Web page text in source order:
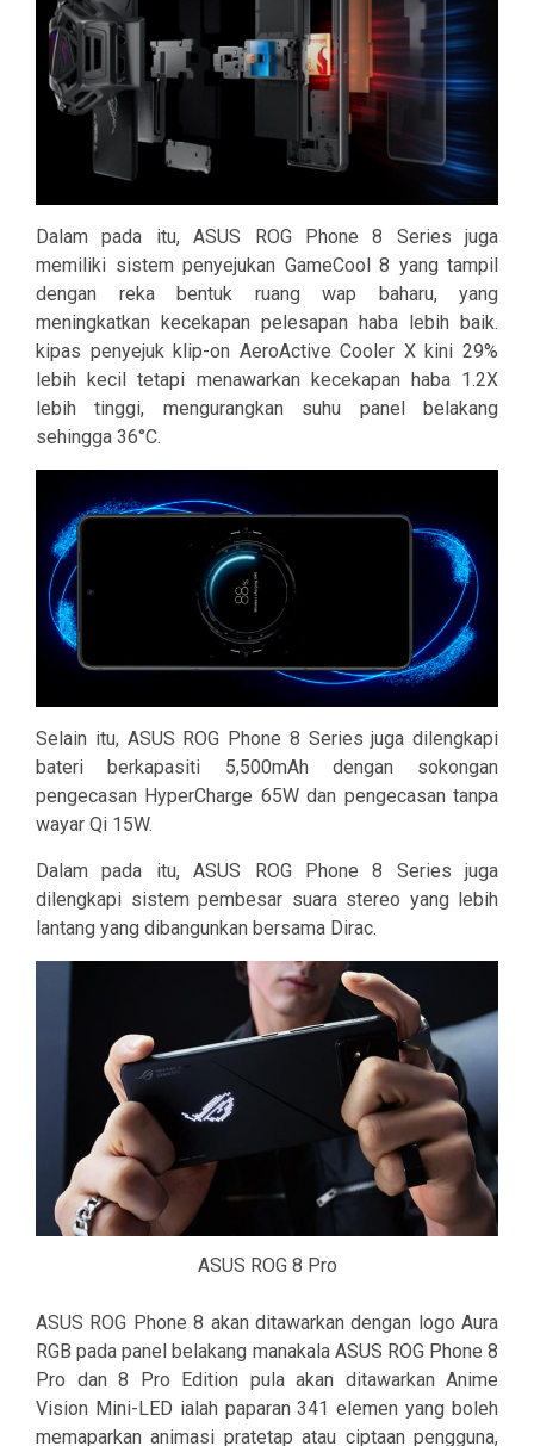
Dalam pada itu, ASUS ROG Phone 8 Series juga
memiliki sistem penyejukan GameCool 8 yang tampil
dengan reka bentuk ruang wap baharu, yang
meningkatkan kecekapan pelesapan haba lebih baik.
kipas penyejuk klip-on AeroActive Cooler X kini 29%
lebih kecil tetapi menawarkan kecekapan haba 1.2X
lebih tinggi, mengurangkan suhu panel belakang
sehingga 36°C.
Selain itu, ASUS ROG Phone 8 Series juga dilengkapi
bateri berkapasiti 5,500mAh dengan sokongan
pengecasan HyperCharge 65W dan pengecasan tanpa
wayar Qi 15W.
Dalam pada itu, ASUS ROG Phone 8 Series juga
dilengkapi sistem pembesar suara stereo yang lebih
lantang yang dibangunkan bersama Dirac.
ASUS ROG 8 Pro
ASUS ROG Phone 8 akan ditawarkan dengan logo Aura
RGB pada panel belakang manakala ASUS ROG Phone 8
Pro dan 8 Pro Edition pula akan ditawarkan Anime
Vision Mini-LED ialah paparan 341 elemen yang boleh
memaparkan animasi pratetap atau ciptaan pengguna,